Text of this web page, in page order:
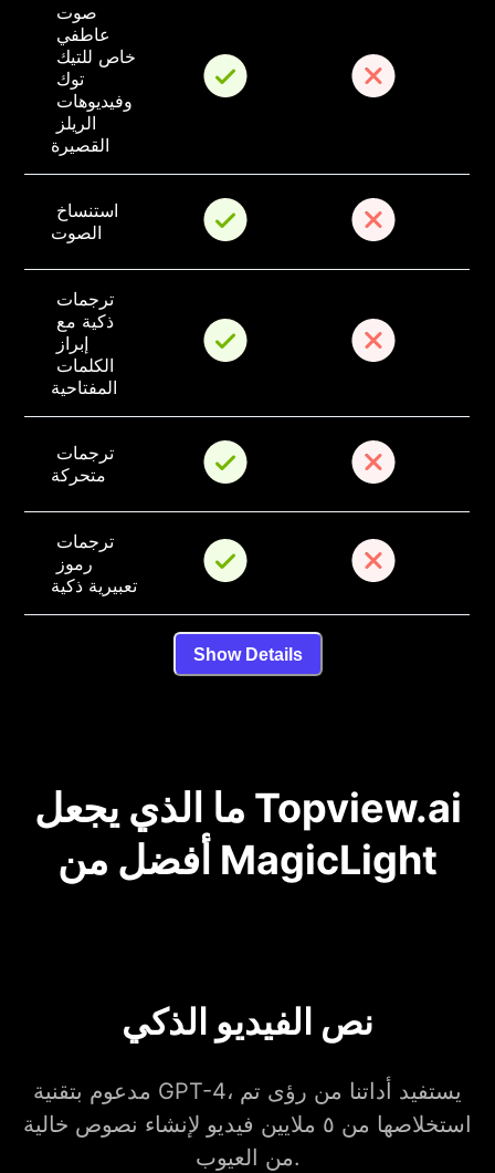
صوت
عاطفي
خاص للتيك
توك
وفيديوهات
الريلز
القصيرة
استنساخ
الصوت
ترجمات
ذكية مع
إبراز
الكلمات
المفتاحية
ترجمات
متحركة
ترجمات
رموز
تعبيرية ذكية
Show Details
ما الذي يجعل Topview.ai
أفضل من MagicLight
نص الفيديو الذكي
مدعوم بتقنية GPT-4، يستفيد أداتنا من رؤى تم
استخلاصها من ٥ ملايين فيديو لإنشاء نصوص خالية
من العيوب.